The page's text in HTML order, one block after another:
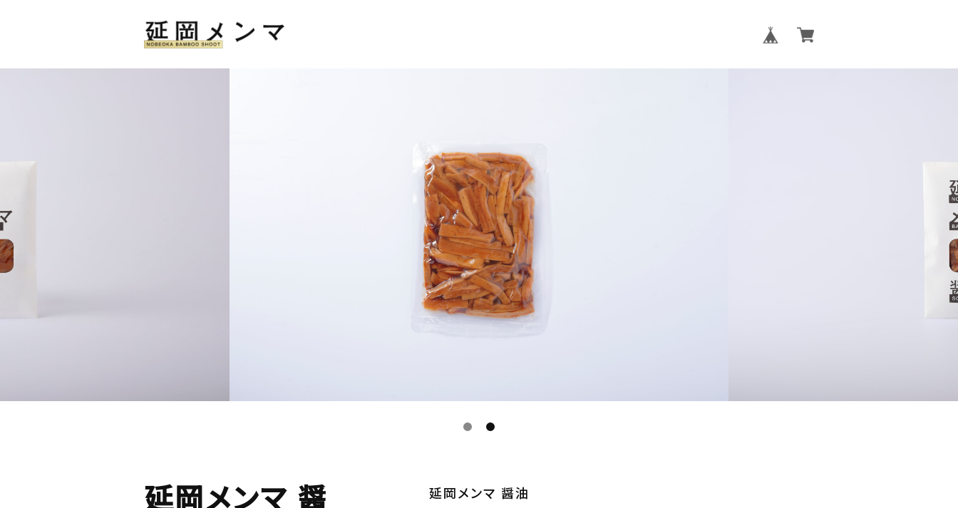
延岡メンマ 醤
延岡メンマ 醤油